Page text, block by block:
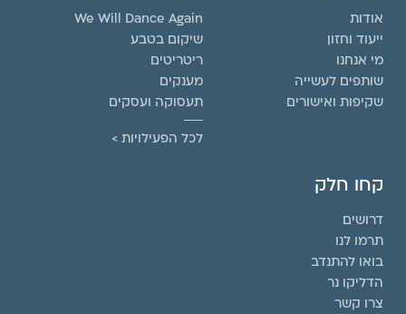
אודות
ייעוד וחזון
מי אנחנו
שותפים לעשייה
שקיפות ואישורים
We Will Dance Again
שיקום בטבע
ריטריטים
מענקים
תעסוקה ועסקים
לכל הפעילויות >
קחו חלק
דרושים
תרמו לנו
בואו להתנדב
הדליקו נר
צרו קשר